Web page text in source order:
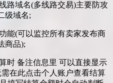
路域名(多线路交易)主要防攻
级域名;
能(可以监控所有卖家发布商
商品);
时 备注信息里 可以直接显示
在此点击个人账户查看结算